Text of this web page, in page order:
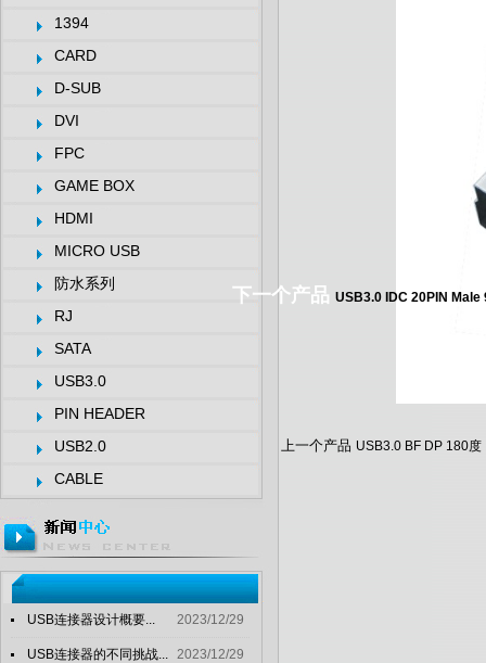
1394
CARD
D-SUB
DVI
FPC
GAME BOX
HDMI
MICRO USB
防水系列
RJ
SATA
USB3.0
PIN HEADER
USB2.0
CABLE
2023/12/29
USB连接器设计概要...
2023/12/29
USB连接器的不同挑战...
上一个产品 USB3.0 BF DP 180度
下一个产品 USB3.0 IDC 20PIN Male